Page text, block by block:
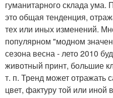
гуманитарного склада
это общая тенденция,
тех или иных изменений.
популярном "модном
сезона весна - лето 2010
животный принт, большие
т. п. Тренд может отражать
цвет, фактуру той или иной